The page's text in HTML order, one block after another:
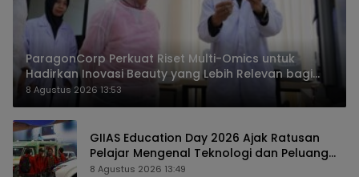
ParagonCorp Perkuat Riset Multi-Omics untuk
Hadirkan Inovasi Beauty yang Lebih Relevan bagi
Masyarakat Indonesia
8 Agustus 2026 13:53
GIIAS Education Day 2026 Ajak Ratusan
Pelajar Mengenal Teknologi dan Peluang
Karier Industri Otomotif
8 Agustus 2026 13:49